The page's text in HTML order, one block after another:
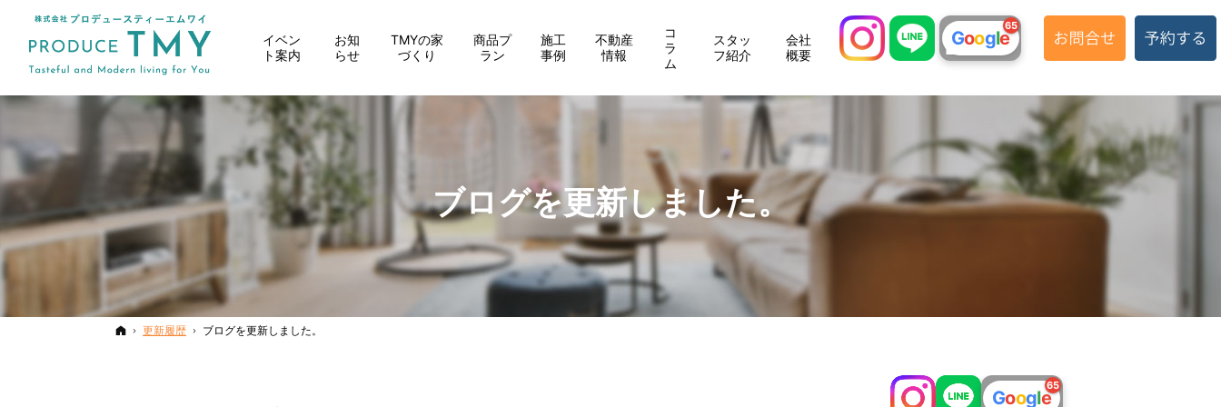
ブログを更新しました。
ホーム
更新履歴 ブログを更新しました。
Google
65
イベン
ト案内
お知
らせ
TMYの家
づくり
商品プ
ラン
施工
事例
不動産
情報
コ
ラ
ム
スタッ
フ紹介
会社
概要
Google
65